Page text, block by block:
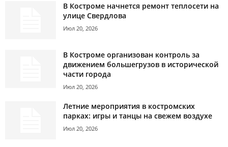
В Костроме начнется ремонт теплосети на
улице Свердлова
Июл 20, 2026
В Костроме организован контроль за
движением большегрузов в исторической
части города
Июл 20, 2026
Летние мероприятия в костромских
парках: игры и танцы на свежем воздухе
Июл 20, 2026